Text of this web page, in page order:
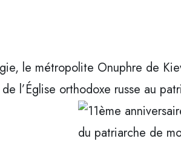
le métropolite Onuphre de
l’Église orthodoxe russe au